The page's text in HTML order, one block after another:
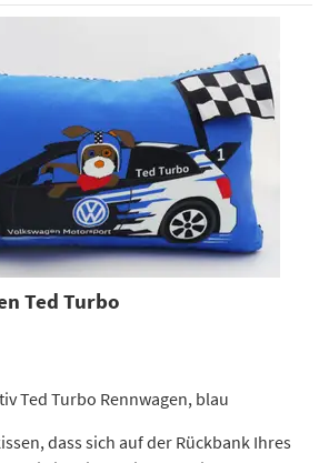
Ted Turbo
Ted Turbo Rennwagen, blau
dass sich auf der Rückbank Ihres